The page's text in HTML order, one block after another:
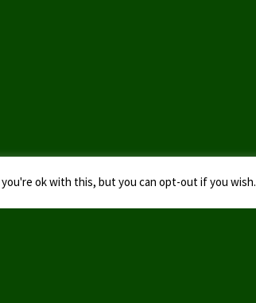
ok with this, but you can opt-out if you wish.